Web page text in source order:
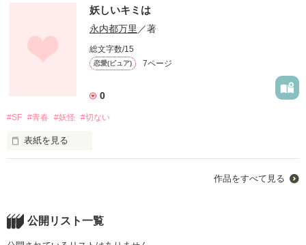
作品を読む
妖しいキミは
永内都万里 ／著
総文字数/15
恋愛(ピュア) 7ページ
0
#SF #青春 #妖怪 #切ない
表紙を見る
作品をすべて見る
公開リスト一覧